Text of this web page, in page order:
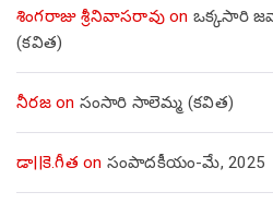
శింగరాజు శ్రీనివాసరావుon ఒక్కసారి
(కవిత)
నీరజon సంసారి సాలెమ్మ (కవిత)
డా||కె.గీత on సంపాదకీయం-మే, 2025